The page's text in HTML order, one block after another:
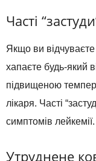
Часті
Якщо ви
хапаєте будь-який
підвищеною
лікаря. Часті
симптомів лейкемії.
Утруднене